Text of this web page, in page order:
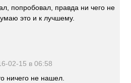
попробовал, правда ни чего не
это и к лучшему.
02-15 в 06:58
ничего не нашел.